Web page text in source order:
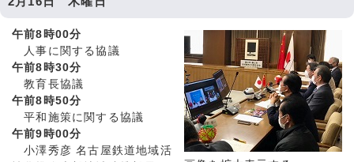
午前8時00分
人事に関する協議
午前8時30分
教育長協議
午前8時50分
平和施策に関する協議
午前9時00分
小澤秀彦 名古屋鉄道地域活